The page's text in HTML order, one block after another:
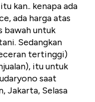
kan.. kenapa ada
ada harga atas
bawah untuk
Sedangkan
tertinggi)
itu untuk
saat
Jakarta, Selasa